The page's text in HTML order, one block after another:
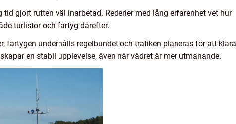
gjort rutten väl inarbetad. Rederier med lång erfarenhet vet hur
turlistor och fartyg därefter.
fartygen underhålls regelbundet och trafiken planeras för att klara
en stabil upplevelse, även när vädret är mer utmanande.